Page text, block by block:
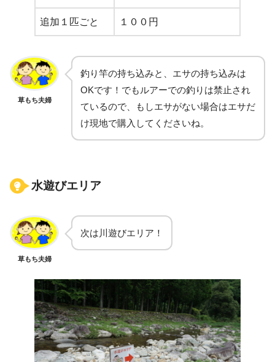
追加１匹ごと １００円
草もち夫婦
釣り竿の持ち込みと、エサの持ち込みは
OKです！でもルアーでの釣りは禁止され
ているので、もしエサがない場合はエサだ
け現地で購入してくださいね。
水遊びエリア
草もち夫婦
次は川遊びエリア！